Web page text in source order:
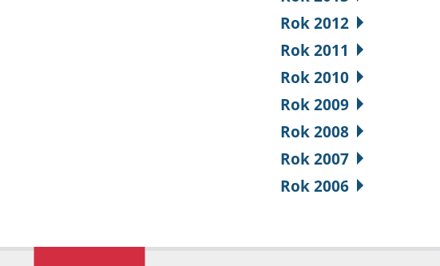
Rok 2012
Rok 2011
Rok 2010
Rok 2009
Rok 2008
Rok 2007
Rok 2006